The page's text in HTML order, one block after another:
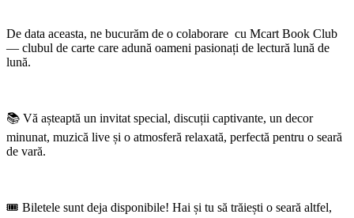
De data aceasta, ne bucurăm de o colaborare cu Mcart Book Club
— clubul de carte care adună oameni pasionați de lectură lună de
lună.
📚 Vă așteaptă un invitat special, discuții captivante, un decor
minunat, muzică live și o atmosferă relaxată, perfectă pentru o seară
de vară.
🎟️ Biletele sunt deja disponibile! Hai și tu să trăiești o seară altfel,